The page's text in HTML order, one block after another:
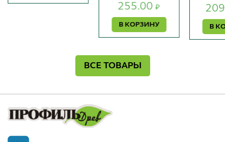
255.00₽
В КОРЗИНУ В
ВСЕ ТОВАРЫ